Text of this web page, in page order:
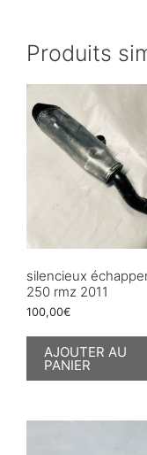
Produits
silencieux
250 rmz 2011
100,00€
AJOUTER AU
PANIER